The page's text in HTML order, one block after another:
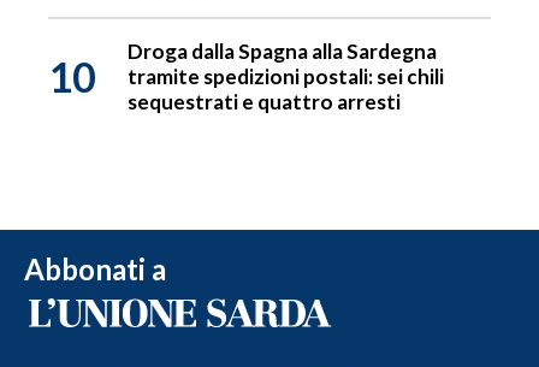
10
Droga dalla Spagna alla Sardegna
tramite spedizioni postali: sei chili
sequestrati e quattro arresti
Abbonati a